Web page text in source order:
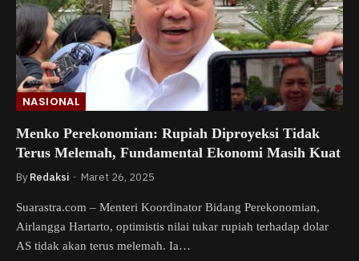
NASIONAL
Menko Perekonomian: Rupiah Diproyeksi Tidak
Terus Melemah, Fundamental Ekonomi Masih Kuat
By Redaksi Maret 26, 2025
Suarastra.com – Menteri Koordinator Bidang Perekonomian,
Airlangga Hartarto, optimistis nilai tukar rupiah terhadap dolar
AS tidak akan terus melemah. Ia…